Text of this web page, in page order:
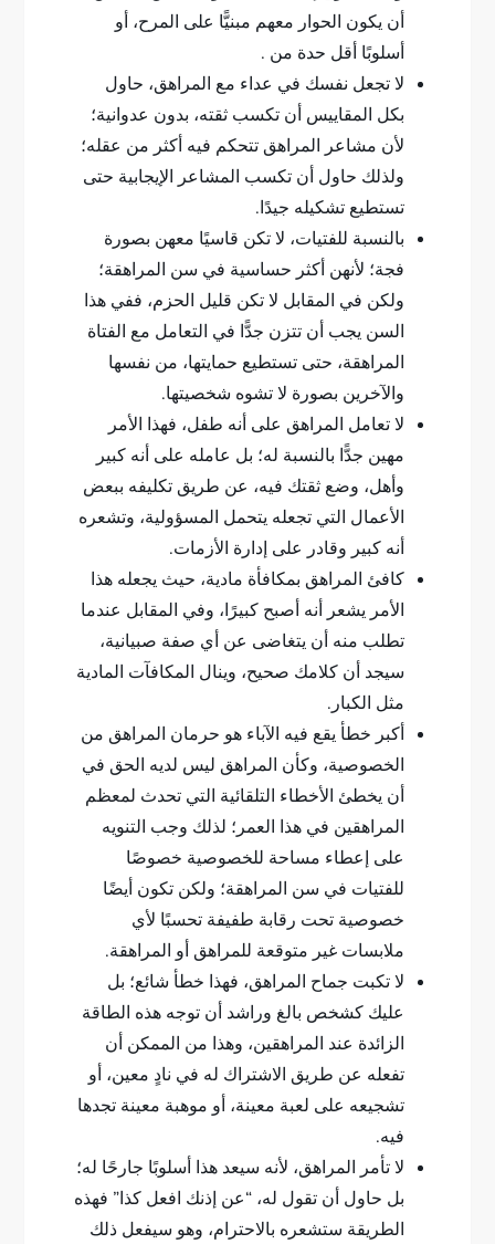
أن يكون الحوار معهم مبنيًّا على المرح، أو
أسلوبًا أقل حدة من .
لا تجعل نفسك في عداء مع المراهق، حاول
بكل المقاييس أن تكسب ثقته، بدون عدوانية؛
لأن مشاعر المراهق تتحكم فيه أكثر من عقله؛
ولذلك حاول أن تكسب المشاعر الإيجابية حتى
تستطيع تشكيله جيدًا.
بالنسبة للفتيات، لا تكن قاسيًا معهن بصورة
فجة؛ لأنهن أكثر حساسية في سن المراهقة؛
ولكن في المقابل لا تكن قليل الحزم، ففي هذا
السن يجب أن تتزن جدًّا في التعامل مع الفتاة
المراهقة، حتى تستطيع حمايتها، من نفسها
والآخرين بصورة لا تشوه شخصيتها.
لا تعامل المراهق على أنه طفل، فهذا الأمر
مهين جدًّا بالنسبة له؛ بل عامله على أنه كبير
وأهل، وضع ثقتك فيه، عن طريق تكليفه ببعض
الأعمال التي تجعله يتحمل المسؤولية، وتشعره
أنه كبير وقادر على إدارة الأزمات.
كافئ المراهق بمكافأة مادية، حيث يجعله هذا
الأمر يشعر أنه أصبح كبيرًا، وفي المقابل عندما
تطلب منه أن يتغاضى عن أي صفة صبيانية،
سيجد أن كلامك صحيح، وينال المكافآت المادية
مثل الكبار.
أكبر خطأ يقع فيه الآباء هو حرمان المراهق من
الخصوصية، وكأن المراهق ليس لديه الحق في
أن يخطئ الأخطاء التلقائية التي تحدث لمعظم
المراهقين في هذا العمر؛ لذلك وجب التنويه
على إعطاء مساحة للخصوصية خصوصًا
للفتيات في سن المراهقة؛ ولكن تكون أيضًا
خصوصية تحت رقابة طفيفة تحسبًا لأي
ملابسات غير متوقعة للمراهق أو المراهقة.
لا تكبت جماح المراهق، فهذا خطأ شائع؛ بل
عليك كشخص بالغ وراشد أن توجه هذه الطاقة
الزائدة عند المراهقين، وهذا من الممكن أن
تفعله عن طريق الاشتراك له في نادٍ معين، أو
تشجيعه على لعبة معينة، أو موهبة معينة تجدها
فيه.
لا تأمر المراهق، لأنه سيعد هذا أسلوبًا جارحًا له؛
بل حاول أن تقول له، “عن إذنك افعل كذا” فهذه
الطريقة ستشعره بالاحترام، وهو سيفعل ذلك